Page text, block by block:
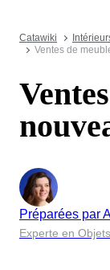
Catawiki
Ventes de
Préparées par
Experte en